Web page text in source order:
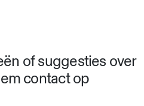
of suggesties over
contact op